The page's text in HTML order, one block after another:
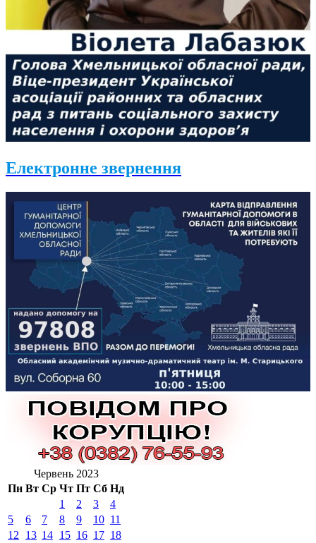
Електронне звернення
Червень 2023
Пн Вт Ср Чт Пт Сб Нд
1
2 3
4
5
6 7 8 9 10 11
12
13 14 15 16 17 18